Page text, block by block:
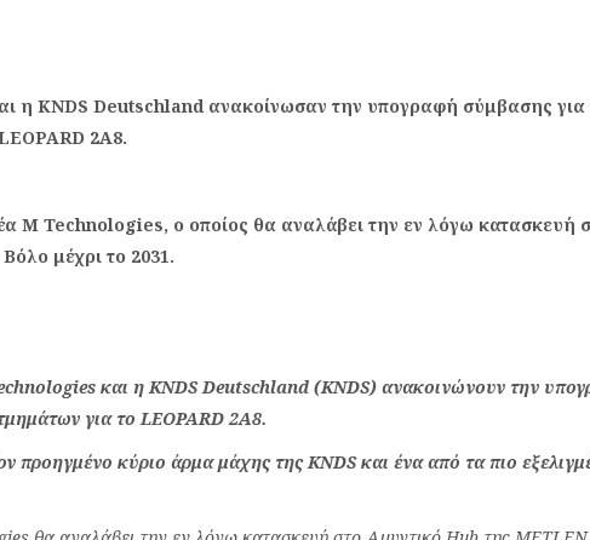
η KNDS Deutschland ανακοίνωσαν την υπογραφή σύμβασης για
2A8.
M Technologies, ο οποίος θα αναλάβει την εν λόγω κατασκευή
μέχρι το 2031.
και η KNDS Deutschland (KNDS) ανακοινώνουν την
για το LEOPARD 2A8.
προηγμένο κύριο άρμα μάχης της KNDS και ένα από τα πιο